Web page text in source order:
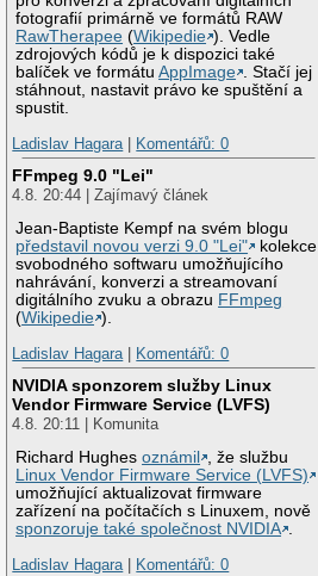
fotografií primárně ve formátů RAW
RawTherapee (Wikipedie ). Vedle
zdrojových kódů je k dispozici také
balíček ve formátuAppImage . Stačí jej
stáhnout, nastavit právo ke spuštění a
spustit.
Ladislav Hagara| Komentářů: 0
FFmpeg 9.0 "Lei"
4.8. 20:44 | Zajímavý článek
Jean-Baptiste Kempf na svém blogu
představil novou verzi 9.0 "Lei"
kolekce
svobodného softwaru umožňujícího
nahrávání, konverzi a streamovaní
digitálního zvuku a obrazu FFmpeg
(Wikipedie ).
Ladislav Hagara| Komentářů: 0
NVIDIA sponzorem služby Linux
Vendor Firmware Service (LVFS)
4.8. 20:11 | Komunita
Richard Hughesoznámil
, že službu
Linux Vendor Firmware Service (LVFS)
umožňující aktualizovat firmware
zařízení na počítačích s Linuxem, nově
sponzoruje také společnost NVIDIA .
Ladislav Hagara| Komentářů: 0